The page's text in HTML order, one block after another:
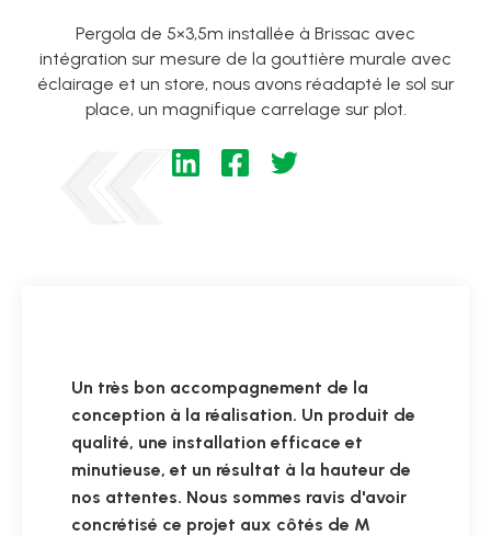
Pergola de 5×3,5m installée à Brissac avec
intégration sur mesure de la gouttière murale avec
éclairage et un store, nous avons réadapté le sol sur
place, un magnifique carrelage sur plot.
Un très bon accompagnement de la
conception à la réalisation. Un produit de
qualité, une installation efficace et
minutieuse, et un résultat à la hauteur de
nos attentes. Nous sommes ravis d'avoir
concrétisé ce projet aux côtés de M